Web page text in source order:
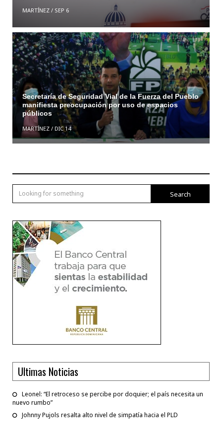
MARTÍNEZ/ SEP 6
Secretaría de Seguridad Vial de la Fuerza del Pueblo
manifiesta preocupación por uso de espacios
públicos
MARTÍNEZ/ DIC 14
Search
Ultimas Noticias
Leonel: “El retroceso se percibe por doquier; el país necesita un
nuevo rumbo”
Johnny Pujols resalta alto nivel de simpatía hacia el PLD